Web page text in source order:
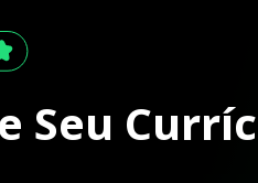
Seu